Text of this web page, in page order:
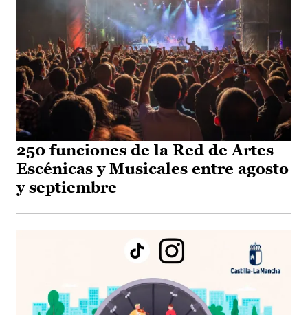
250 funciones de la Red de Artes
Escénicas y Musicales entre agosto
y septiembre